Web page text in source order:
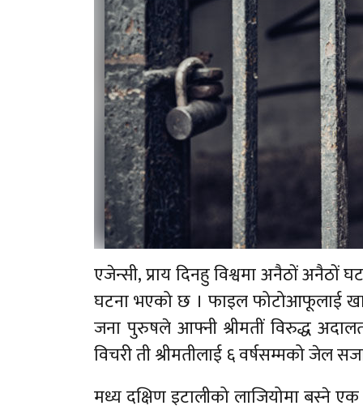
एजेन्सी, प्राय दिनहु विश्वमा अनैठों
घटना भएको छ । फाइल फोटोआफूलाई
जना पुरुषले आफ्नी श्रीमतीं विरुद्ध
विचरी ती श्रीमतीलाई ६ वर्षसम्मको जेल
मध्य दक्षिण इटालीको लाजियोमा बस्ने